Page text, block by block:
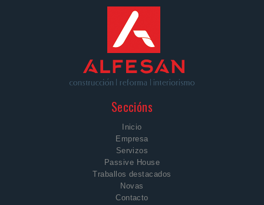
Seccións
Inicio
Empresa
Servizos
Passive House
Traballos destacados
Novas
Contacto